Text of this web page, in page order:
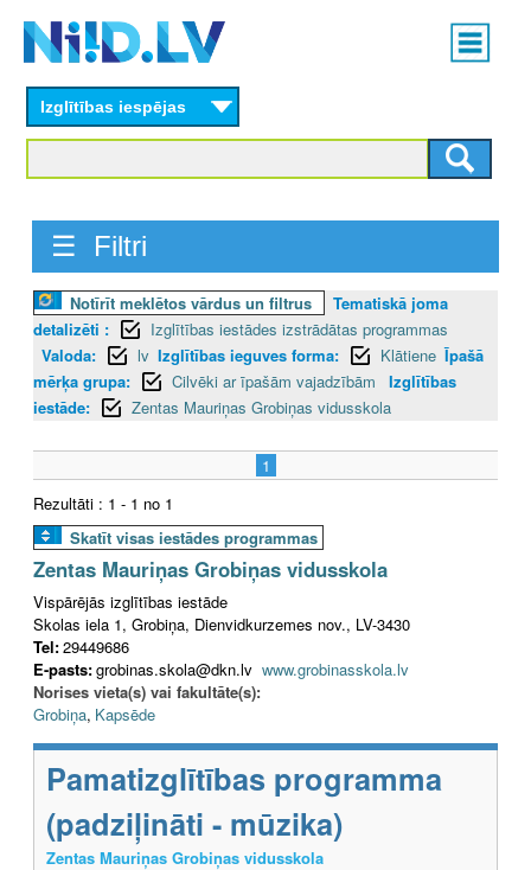
content
Main
menu
Izglītības iespējas
☰ Filtri
Notīrīt meklētos vārdus un filtrus
Tematiskā joma
detalizēti :
Izglītības iestādes izstrādātas programmas
Valoda:
lv Izglītības ieguves forma: Klātiene Īpašā
mērķa grupa:
Cilvēki ar īpašām vajadzībām
Izglītības
iestāde:
Zentas Mauriņas Grobiņas vidusskola
1
Rezultāti : 1 - 1 no 1
Skatīt visas iestādes programmas
Zentas Mauriņas Grobiņas vidusskola
Vispārējās izglītības iestāde
Skolas iela 1, Grobiņa, Dienvidkurzemes nov., LV-3430
Tel:29449686
E-pasts:grobinas.skola@dkn.lv www.grobinasskola.lv
Norises vieta(s) vai fakultāte(s):
Grobiņa, Kapsēde
Pamatizglītības programma
(padziļināti - mūzika)
Zentas Mauriņas Grobiņas vidusskola